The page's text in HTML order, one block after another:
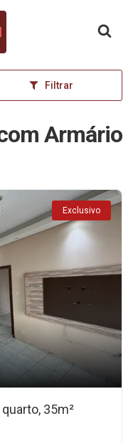
Filtrar
Armário
Exclusivo
35m²